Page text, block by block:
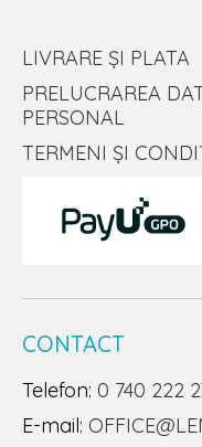
LIVRARE ȘI PLATA
PRELUCRAREA
PERSONAL
TERMENI ȘI
CONTACT
Telefon: 0 740 222
E-mail: